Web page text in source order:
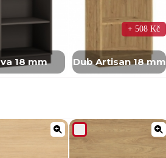
18 mm Dub Artisan 18 mm
+ 508 Kč